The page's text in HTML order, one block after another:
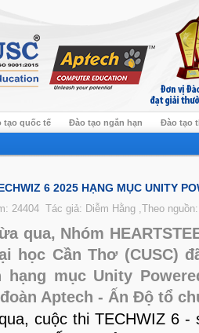
tạo quốc tế Đào tạo ngắn hạn Đào tạo
6 2025 HẠNG MỤC UNITY
24404 Tác giả: Diễm Hằng ,Theo
qua, Nhóm
học Cần Thơ (CUSC)
hạng mục Unity
đoàn Aptech - Ấn Độ tổ
cuộc thi TECHWIZ 6